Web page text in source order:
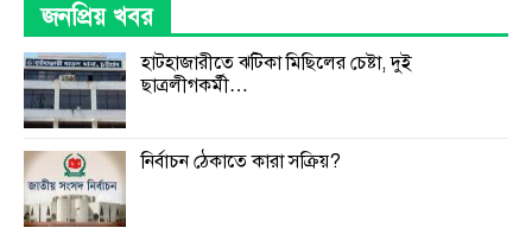
জনপ্রিয় খবর
হাটহাজারীতে ঝটিকা মিছিলের চেষ্টা, দুই
ছাত্রলীগকর্মী…
নির্বাচন ঠেকাতে কারা সক্রিয়?